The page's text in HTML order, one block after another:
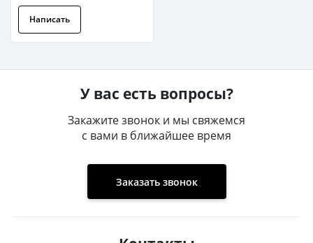
Написать
У вас есть вопросы?
Закажите звонок и мы свяжемся
с вами в ближайшее время
Заказать звонок